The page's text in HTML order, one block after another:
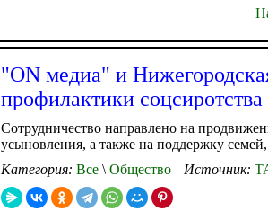
"ON медиа" и
профилактики соцсиротства
Сотрудничество направлено на
усыновления, а также на поддержку
Категория: Все \ Общество Источник: